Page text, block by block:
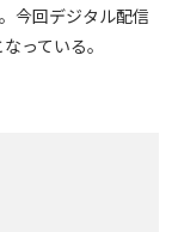
今回デジタル配信
っている。